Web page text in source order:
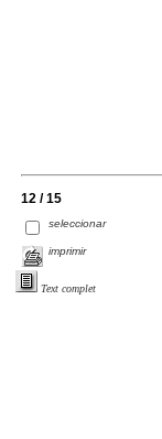
12 / 15
seleccionar
imprimir
Text complet